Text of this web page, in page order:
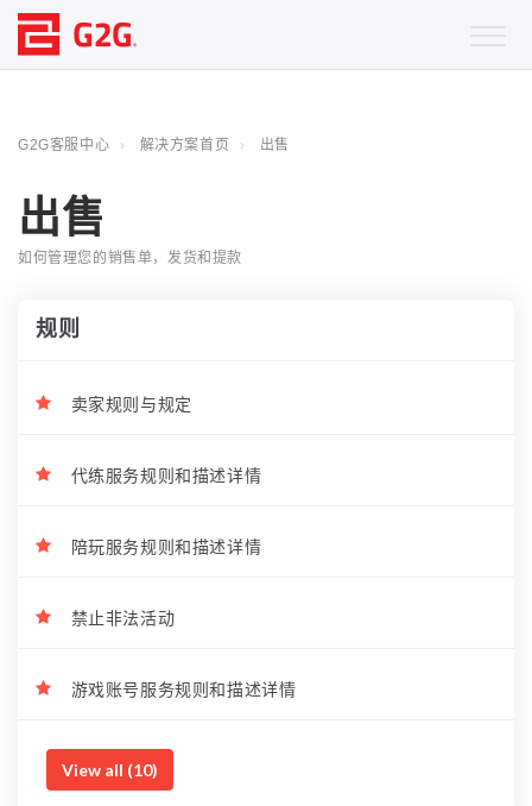
G2G客服中心 解决方案首页 出售
出售
如何管理您的销售单，发货和提款
规则
卖家规则与规定
代练服务规则和描述详情
陪玩服务规则和描述详情
禁止非法活动
游戏账号服务规则和描述详情
View all (10)